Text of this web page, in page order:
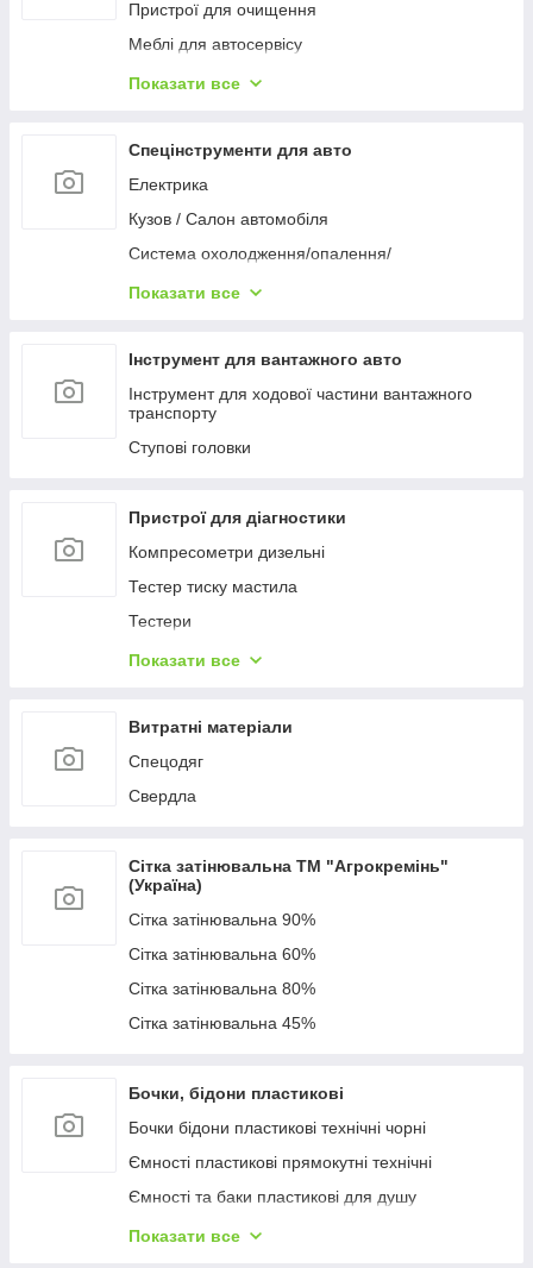
Пневмоножиці, ножі
Кутошліфовальная машина
Шурупокрути
Полірувальні машинки
Фарборозпилювачі
Пристрої для очищення
Meблі для aвтocepвіcу
Домкрати та підставки
Преси та комплектуючі
Пальники / Паяльники
Зварювальне обладнання та комплектуючі
Вивішування / поперечні балки / крани
Малярно-кузовне обладнання
Лебідка та талі
Автоаксесуари
Мастило, заміна технічних рідин
Компресори
Візки транспортувальні
Показати все
Спецінструменти для авто
Електрика
Кузов / Салон автомобіля
Система охолодження/опалення/
Показати все
Інструмент для вантажного авто
Інструмент для ходової частини вантажного
транспорту
Ступові головки
Пристрої для діагностики
Компресометри дизельні
Тестер тиску мастила
Тестери
Компресометри бензинові
Показати все
Витратні матеріали
Спецодяг
Свердла
Сітка затінювальна ТМ "Агрокремінь"
(Україна)
Сітка затінювальна 90%
Сітка затінювальна 60%
Сітка затінювальна 80%
Сітка затінювальна 45%
Бочки, бідони пластикові
Бочки бідони пластикові технічні чорні
Ємності пластикові прямокутні технічні
Ємності та баки пластикові для душу
Ємності пластикові прямокутні харчові
Показати все